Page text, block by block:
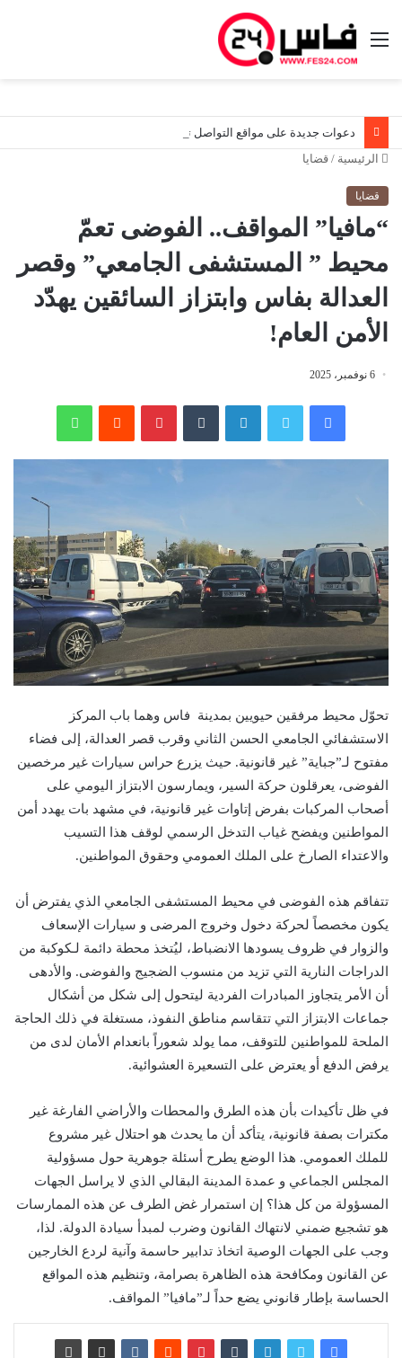
القائمة
الرئيسية / قضايا
قضايا
“مافيا” المواقف.. الفوضى تعمّ
محيط ” المستشفى الجامعي” وقصر
العدالة بفاس وابتزاز السائقين يهدّد
الأمن العام!
6 نوفمبر، 2025
فيسبوك لينكدإن بينتيريست
تحوّل محيط مرفقين حيويين بمدينة فاس وهما باب المركز
الاستشفائي الجامعي الحسن الثاني وقرب قصر العدالة، إلى فضاء
مفتوح لـ”جباية” غير قانونية. حيث يزرع حراس سيارات غير مرخصين
الفوضى، يعرقلون حركة السير، ويمارسون الابتزاز اليومي على
أصحاب المركبات بفرض إتاوات غير قانونية، في مشهد بات يهدد أمن
المواطنين ويفضح غياب التدخل الرسمي لوقف هذا التسيب
والاعتداء الصارخ على الملك العمومي وحقوق المواطنين.
تتفاقم هذه الفوضى في محيط المستشفى الجامعي الذي يفترض أن
يكون مخصصاً لحركة دخول وخروج المرضى و سيارات الإسعاف
والزوار في ظروف يسودها الانضباط، ليُتخذ محطة دائمة لـكوكبة من
الدراجات النارية التي تزيد من منسوب الضجيج والفوضى. والأدهى
أن الأمر يتجاوز المبادرات الفردية ليتحول إلى شكل من أشكال
جماعات الابتزاز التي تتقاسم مناطق النفوذ، مستغلة في ذلك الحاجة
الملحة للمواطنين للتوقف، مما يولد شعوراً بانعدام الأمان لدى من
يرفض الدفع أو يعترض على التسعيرة العشوائية.
في ظل تأكيدات بأن هذه الطرق والمحطات والأراضي الفارغة غير
مكترات بصفة قانونية، يتأكد أن ما يحدث هو احتلال غير مشروع
للملك العمومي. هذا الوضع يطرح أسئلة جوهرية حول مسؤولية
المجلس الجماعي و عمدة المدينة البقالي الذي لا يراسل الجهات
المسؤولة من كل هذا؟ إن استمرار غض الطرف عن هذه الممارسات
هو تشجيع ضمني لانتهاك القانون وضرب لمبدأ سيادة الدولة. لذا،
وجب على الجهات الوصية اتخاذ تدابير حاسمة وآنية لردع الخارجين
عن القانون ومكافحة هذه الظاهرة بصرامة، وتنظيم هذه المواقع
الحساسة بإطار قانوني يضع حداً لـ”مافيا” المواقف.